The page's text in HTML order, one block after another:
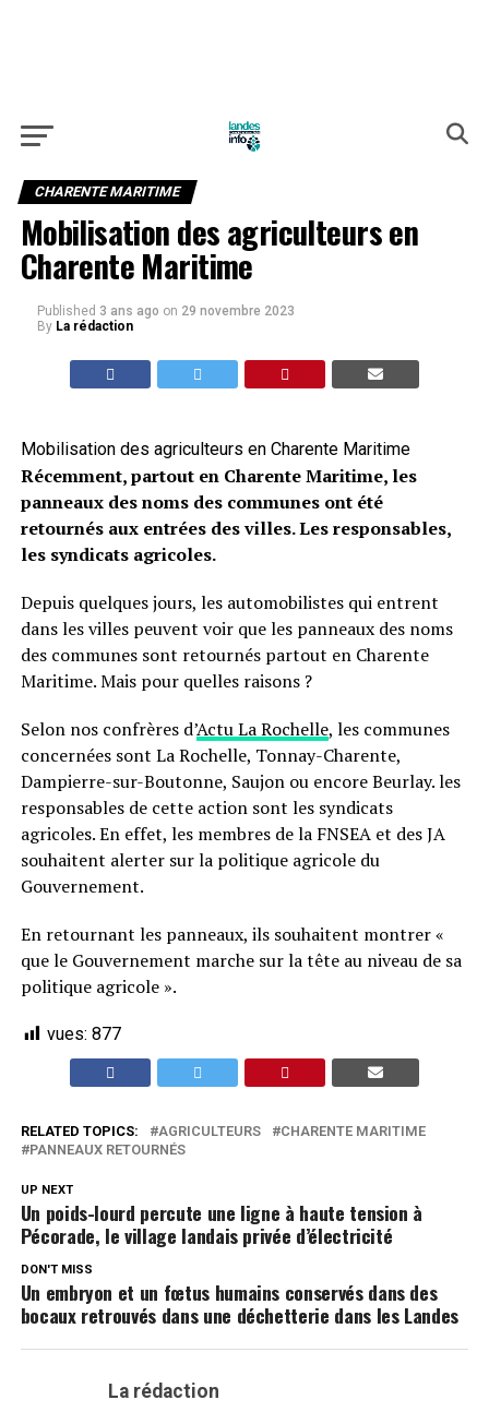
CHARENTE MARITIME
Mobilisation des agriculteurs en
Charente Maritime
Published 3 ans ago on 29 novembre 2023
By La rédaction
Mobilisation des agriculteurs en Charente Maritime
Récemment, partout en Charente Maritime, les
panneaux des noms des communes ont été
retournés aux entrées des villes. Les responsables,
les syndicats agricoles.
Depuis quelques jours, les automobilistes qui entrent
dans les villes peuvent voir que les panneaux des noms
des communes sont retournés partout en Charente
Maritime. Mais pour quelles raisons ?
Selon nos confrères d’Actu La Rochelle, les communes
concernées sont La Rochelle, Tonnay-Charente,
Dampierre-sur-Boutonne, Saujon ou encore Beurlay. les
responsables de cette action sont les syndicats
agricoles. En effet, les membres de la FNSEA et des JA
souhaitent alerter sur la politique agricole du
Gouvernement.
En retournant les panneaux, ils souhaitent montrer «
que le Gouvernement marche sur la tête au niveau de sa
politique agricole ».
vues: 877
RELATED TOPICS: AGRICULTEURS
CHARENTE MARITIME
PANNEAUX RETOURNÉS
UP NEXT
Un poids-lourd percute une ligne à haute tension à
Pécorade, le village landais privée d’électricité
DON'T MISS
Un embryon et un fœtus humains conservés dans des
bocaux retrouvés dans une déchetterie dans les Landes
La rédaction